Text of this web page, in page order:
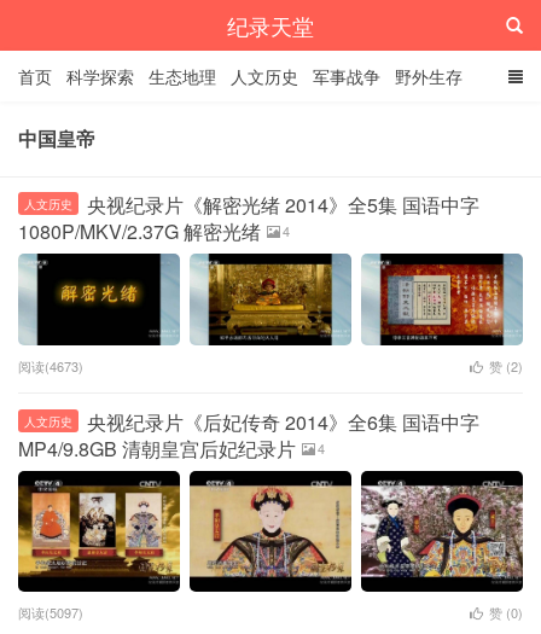
纪录天堂
首页 科学探索 生态地理 人文历史 军事战争 野外生存
经典纪录
中国皇帝
人文历史
央视纪录片《解密光绪 2014》全5集 国语中字
1080P/MKV/2.37G 解密光绪
4
阅读(4673) 赞 (2)
人文历史
央视纪录片《后妃传奇 2014》全6集 国语中字
MP4/9.8GB 清朝皇宫后妃纪录片
4
阅读(5097) 赞 (0)